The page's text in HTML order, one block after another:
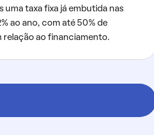
uma taxa fixa já embutida nas
ao ano, com até 50% de
relação ao financiamento.